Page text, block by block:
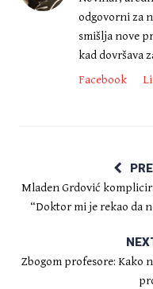
odgovorni za
smišlja nove
kad dovršava
Facebook
Mladen Grdović
“Doktor mi je rekao da
Zbogom profesore: Kako